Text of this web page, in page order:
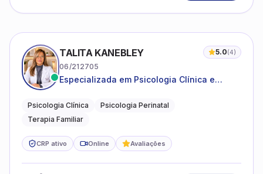
TALITA KANEBLEY 5.0(4)
06/212705
Especializada em Psicologia Clínica e
famílias
Psicologia Clínica
Psicologia Perinatal
Terapia Familiar
CRP ativo Online Avaliações